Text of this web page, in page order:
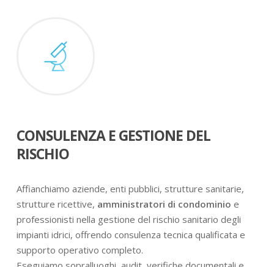
CONSULENZA E GESTIONE DEL
RISCHIO
Affianchiamo aziende, enti pubblici, strutture sanitarie,
strutture ricettive, amministratori di condominio e
professionisti nella gestione del rischio sanitario degli
impianti idrici, offrendo consulenza tecnica qualificata e
supporto operativo completo.